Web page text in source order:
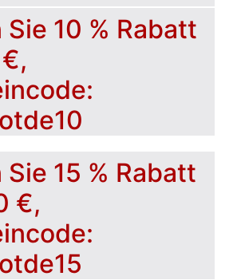
10 % Rabatt
15 % Rabatt
€,